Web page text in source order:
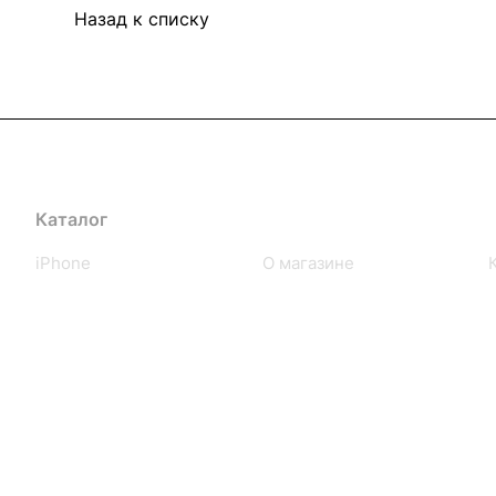
Назад к списку
Каталог
iPhone
О магазине